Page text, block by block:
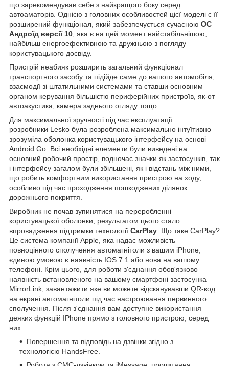
що зарекомендував себе з найкращого боку серед
автоаматорів. Однією з головних особливостей цієї моделі є її
розширений функціонал, який забезпечується сучасною ОС
Андроїд версії 10, яка є на цей момент найстабільнішою,
найбільш енергоефективною та дружньою з погляду
користувацького досвіду.
Пристрій неабияк розширить загальний функціонал
транспортного засобу та підійде саме до вашого автомобіля,
взаємодії зі штатильними системами та ставши основним
органом керування більшістю периферійних пристроїв, як-от
автоакустика, камера заднього огляду тощо.
Для максимальної зручності під час експлуатації
розробники Lesko була розроблена максимально інтуїтивно
зрозуміла оболонка користувацького інтерфейсу на основі
Android Go. Всі необхідні елементи були виведені на
основний робочий простір, водночас значки як застосунків, так
і інтерфейсу загалом були збільшені, як і відстань між ними,
що робить комфортним використання пристрою на ходу,
особливо під час проходження пошкоджених ділянок
дорожнього покриття.
Виробник не почав зупинятися на переробленні
користувацької оболонки, результатом цього стало
впровадження підтримки технології CarPlay. Що таке CarPlay?
Це система компанії Apple, яка надає можливість
повноцінного сполучення автомагнітоли з вашим iPhone,
єдиною умовою є наявність IOS 7.1 або нова на вашому
телефоні. Крім цього, для роботи з'єднання обов'язково
наявність встановленого на вашому смартфоні застосунка
MirrorLink, завантажити яке ви можете відсканувавши QR-код
на екрані автомагнітоли під час настроювання первинного
сполучення. Після з'єднання вам доступне використання
деяких функцій IPhone прямо з головного пристрою, серед
них:
Повершення та відповідь на дзвінки згідно з
технологією HandsFree.